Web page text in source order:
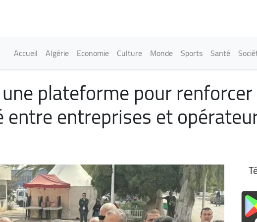
Main navigation
Accueil Algérie Economie Culture Monde Sports Santé
plateforme pour
entreprises et